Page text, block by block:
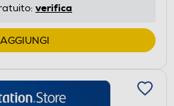
verifica
AGGIUNGI